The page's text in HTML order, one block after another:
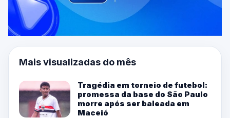
Mais visualizadas do mês
Tragédia em torneio de futebol:
promessa da base do São Paulo
morre após ser baleada em
Maceió